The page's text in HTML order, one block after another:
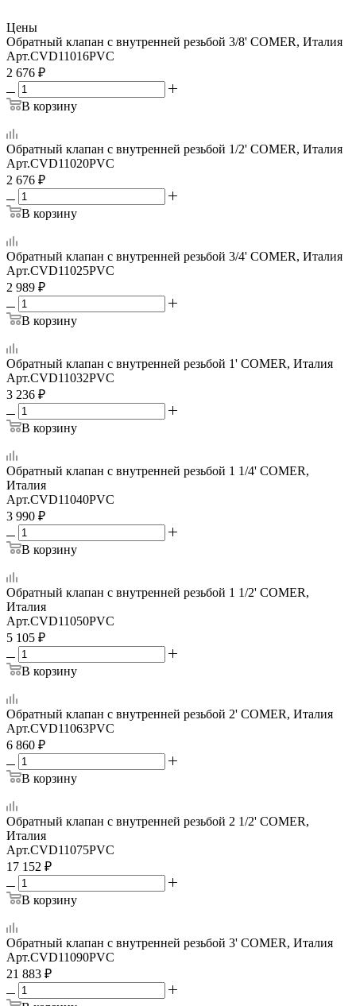
Цены
Обратный клапан с внутренней резьбой 3/8' COMER, Италия
Арт.CVD11016PVC
2 676 ₽
В корзину
Обратный клапан с внутренней резьбой 1/2' COMER, Италия
Арт.CVD11020PVC
2 676 ₽
В корзину
Обратный клапан с внутренней резьбой 3/4' COMER, Италия
Арт.CVD11025PVC
2 989 ₽
В корзину
Обратный клапан с внутренней резьбой 1' COMER, Италия
Арт.CVD11032PVC
3 236 ₽
В корзину
Обратный клапан с внутренней резьбой 1 1/4' COMER,
Италия
Арт.CVD11040PVC
3 990 ₽
В корзину
Обратный клапан с внутренней резьбой 1 1/2' COMER,
Италия
Арт.CVD11050PVC
5 105 ₽
В корзину
Обратный клапан с внутренней резьбой 2' COMER, Италия
Арт.CVD11063PVC
6 860 ₽
В корзину
Обратный клапан с внутренней резьбой 2 1/2' COMER,
Италия
Арт.CVD11075PVC
17 152 ₽
В корзину
Обратный клапан с внутренней резьбой 3' COMER, Италия
Арт.CVD11090PVC
21 883 ₽